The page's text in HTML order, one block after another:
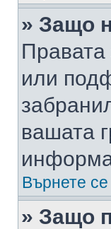
» Защо
или
вашата
Върнете
» Защо